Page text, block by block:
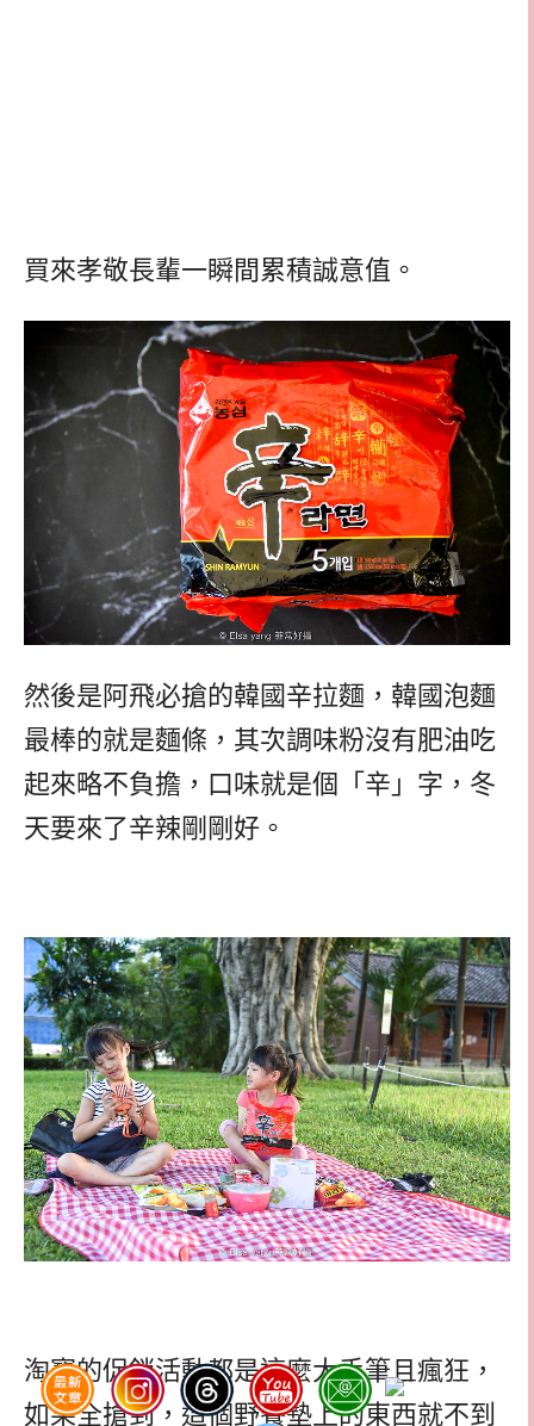
買來孝敬長輩一瞬間累積誠意值。
然後是阿飛必搶的韓國辛拉麵，韓國泡麵
最棒的就是麵條，其次調味粉沒有肥油吃
起來略不負擔，口味就是個「辛」字，冬
天要來了辛辣剛剛好。
淘寶的促銷活動都是這麼大手筆且瘋狂，
如果全搶到，這個野餐墊上的東西就不到